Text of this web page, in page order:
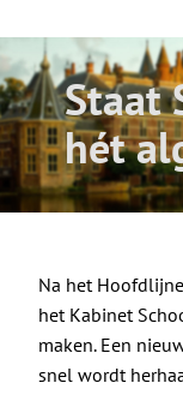
Staat
hét
Na het
het Kabinet
maken. Een
snel wordt